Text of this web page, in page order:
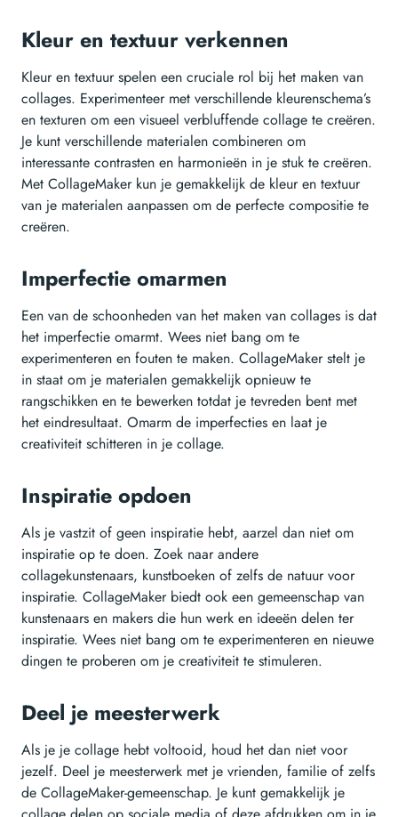
Kleur en textuur verkennen
Kleur en textuur spelen een cruciale rol bij het maken van
collages. Experimenteer met verschillende kleurenschema’s
en texturen om een visueel verbluffende collage te creëren.
Je kunt verschillende materialen combineren om
interessante contrasten en harmonieën in je stuk te creëren.
Met CollageMaker kun je gemakkelijk de kleur en textuur
van je materialen aanpassen om de perfecte compositie te
creëren.
Imperfectie omarmen
Een van de schoonheden van het maken van collages is dat
het imperfectie omarmt. Wees niet bang om te
experimenteren en fouten te maken. CollageMaker stelt je
in staat om je materialen gemakkelijk opnieuw te
rangschikken en te bewerken totdat je tevreden bent met
het eindresultaat. Omarm de imperfecties en laat je
creativiteit schitteren in je collage.
Inspiratie opdoen
Als je vastzit of geen inspiratie hebt, aarzel dan niet om
inspiratie op te doen. Zoek naar andere
collagekunstenaars, kunstboeken of zelfs de natuur voor
inspiratie. CollageMaker biedt ook een gemeenschap van
kunstenaars en makers die hun werk en ideeën delen ter
inspiratie. Wees niet bang om te experimenteren en nieuwe
dingen te proberen om je creativiteit te stimuleren.
Deel je meesterwerk
Als je je collage hebt voltooid, houd het dan niet voor
jezelf. Deel je meesterwerk met je vrienden, familie of zelfs
de CollageMaker-gemeenschap. Je kunt gemakkelijk je